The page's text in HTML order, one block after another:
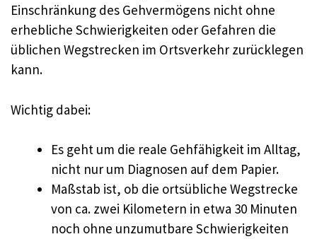
Einschränkung des Gehvermögens nicht ohne
erhebliche Schwierigkeiten oder Gefahren die
üblichen Wegstrecken im Ortsverkehr zurücklegen
kann.
Wichtig dabei:
Es geht um die reale Gehfähigkeit im Alltag,
nicht nur um Diagnosen auf dem Papier.
Maßstab ist, ob die ortsübliche Wegstrecke
von ca. zwei Kilometern in etwa 30 Minuten
noch ohne unzumutbare Schwierigkeiten